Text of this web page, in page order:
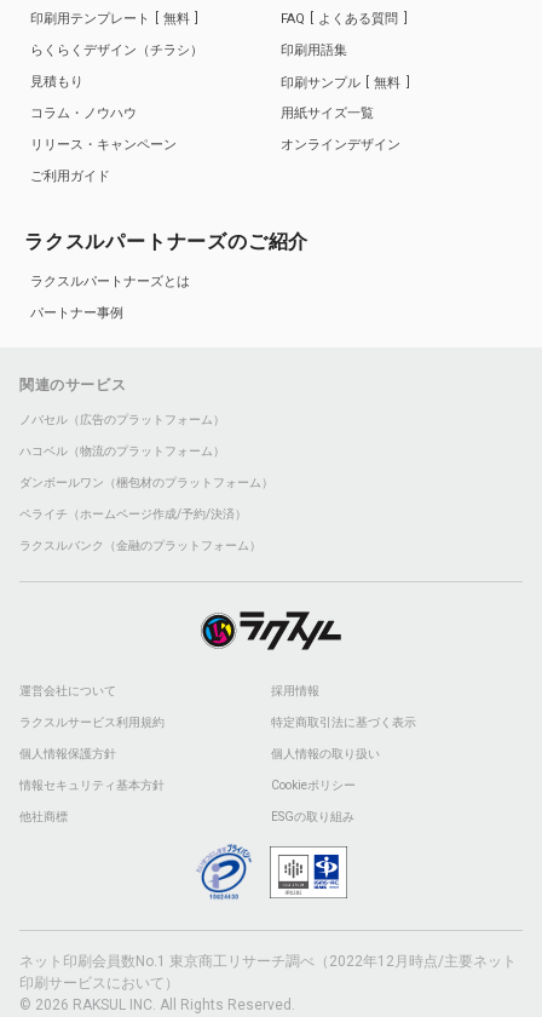
印刷用テンプレート
無料
らくらくデザイン（チラシ）
見積もり
コラム・ノウハウ
リリース・キャンペーン
ご利用ガイド
FAQ
よくある質問
印刷用語集
印刷サンプル
無料
用紙サイズ一覧
オンラインデザイン
ラクスルパートナーズのご紹介
ラクスルパートナーズとは
パートナー事例
関連のサービス
ノバセル（広告のプラットフォーム）
ハコベル（物流のプラットフォーム）
ダンボールワン（梱包材のプラットフォーム）
ペライチ（ホームページ作成/予約/決済）
ラクスルバンク（金融のプラットフォーム）
運営会社について 採用情報
ラクスルサービス利用規約 特定商取引法に基づく表示
個人情報保護方針 個人情報の取り扱い
情報セキュリティ基本方針 Cookieポリシー
他社商標 ESGの取り組み
ネット印刷会員数No.1 東京商工リサーチ調べ（2022年12月時点/主要ネット
印刷サービスにおいて）
© 2026 RAKSUL INC. All Rights Reserved.